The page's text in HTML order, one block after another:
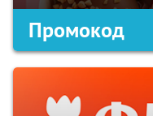
Промокод